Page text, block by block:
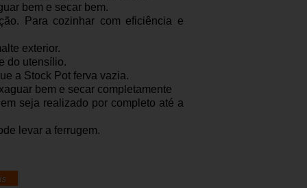
bem e secar bem.
Para cozinhar com eficiência e
exterior.
do utensílio.
a Stock Pot ferva vazia.
bem e secar completamente
seja realizado por completo até a
levar a ferrugem.